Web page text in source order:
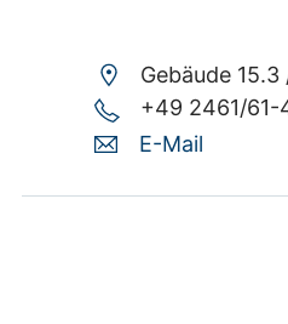
Gebäude 15.3
+49 2461/61-
E-Mail